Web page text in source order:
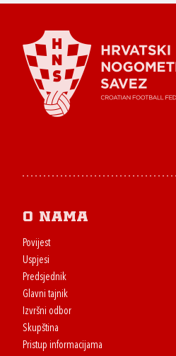
O nama
Povijest
Uspjesi
Predsjednik
Glavni tajnik
Izvršni odbor
Skupština
Pristup informacijama